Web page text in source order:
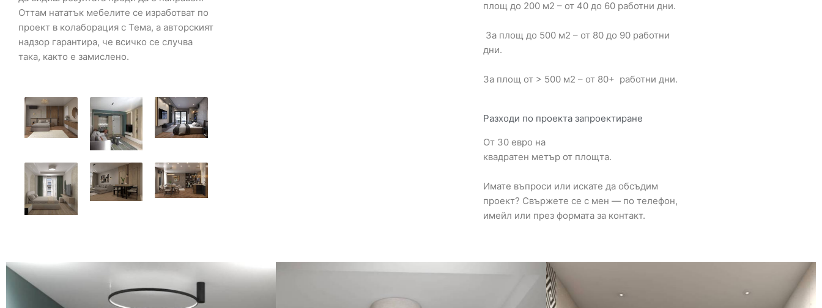
Оттам нататък мебелите се изработват по
проект в колаборация с Тема, а авторският
надзор гарантира, че всичко се случва
така, както е замислено.
площ до 200 м2 – от 40 до 60 работни дни.
За площ до 500 м2 – от 80 до 90 работни
дни.
За площ от > 500 м2 – от 80+ работни дни.
Разходи по проекта запроектиране
От 30 евро на
квадратен метър от площта.
Имате въпроси или искате да обсъдим
проект? Свържете се с мен — по телефон,
имейл или през формата за контакт.